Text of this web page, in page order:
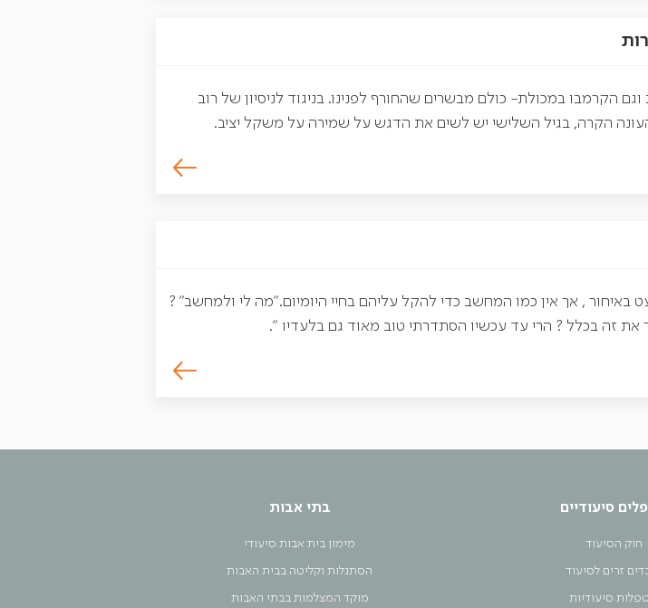
הקרמבו במכולת- כולם מבשרים שהחורף לפנינו. בניגוד לניסיון של רוב
הקרה, בגיל השלישי יש לשים את הדגש על שמירה על משקל יציב.
באיחור , אך אין כמו המחשב כדי להקל עליהם בחיי היומיום."מה לי ולמחשב" ?
את זה בכלל ? הרי עד עכשיו הסתדרתי טוב מאוד גם בלעדיו ".
סיעודיים
חוק הסיעוד
זרים לסיעוד
סיעודיות
בתי אבות
מימון בית אבות סיעודי
הסתגלות וקליטה בבית האבות
מוקד המצלמות בבתי האבות